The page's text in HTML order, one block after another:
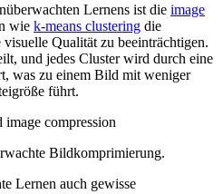
Lernens ist die image
wie k-means clustering die
Qualität zu beeinträchtigen.
und jedes Cluster wird durch eine
was zu einem Bild mit weniger
führt.
Bildkomprimierung.
Lernen auch gewisse